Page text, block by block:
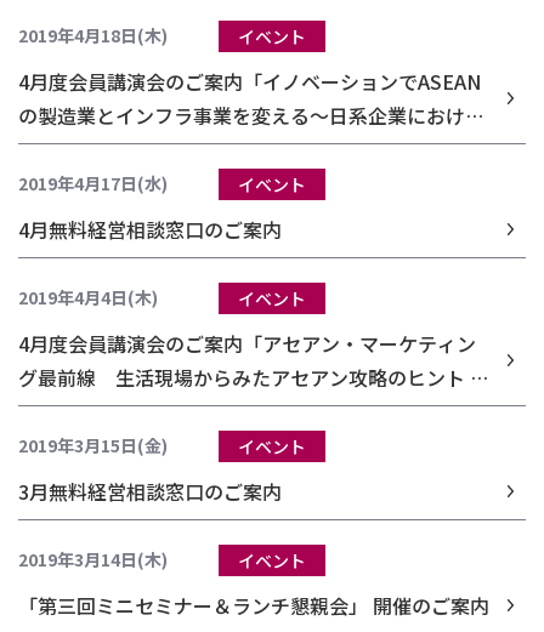
2019年4月18日(木) イベント
4月度会員講演会のご案内「イノベーションでASEAN
の製造業とインフラ事業を変える～日系企業における
AI技術導入の要諦～」
2019年4月17日(水) イベント
4月無料経営相談窓口のご案内
2019年4月4日(木) イベント
4月度会員講演会のご案内「アセアン・マーケティン
グ最前線 生活現場からみたアセアン攻略のヒント ～
テクノロジー進化はアセアン生活者行動をどう変える
のか？～」
2019年3月15日(金) イベント
3月無料経営相談窓口のご案内
2019年3月14日(木) イベント
「第三回ミニセミナー＆ランチ懇親会」 開催のご案内